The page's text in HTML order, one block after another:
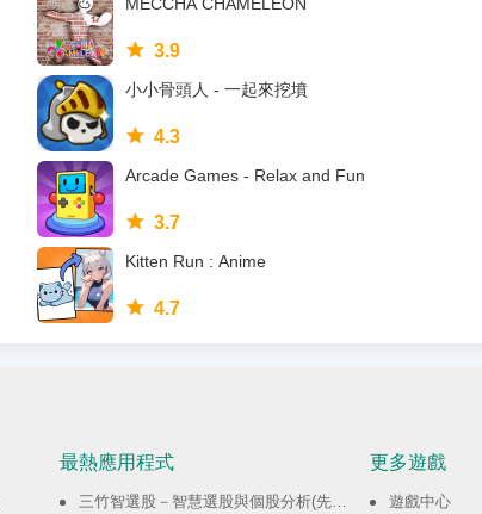
3.9
小小骨頭人 - 一起來挖墳
4.3
Arcade Games - Relax and Fun
3.7
Kitten Run : Anime
4.7
最熱應用程式
三竹智選股－智慧選股與個股分析(先行版) APK
更多遊戲
遊戲中心